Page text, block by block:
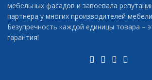
мебельных фасадов и завоевала
партнера у многих производителей
Безупречность каждой единицы товара –
гарантия!